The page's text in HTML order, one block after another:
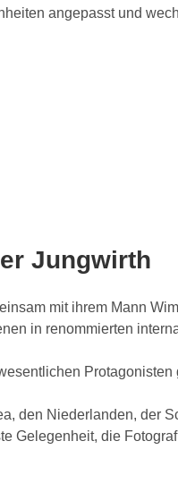
angepasst und
Jungwirth
mit ihrem Mann
in renommierten
Protagonisten
den Niederlanden, der
Gelegenheit, die